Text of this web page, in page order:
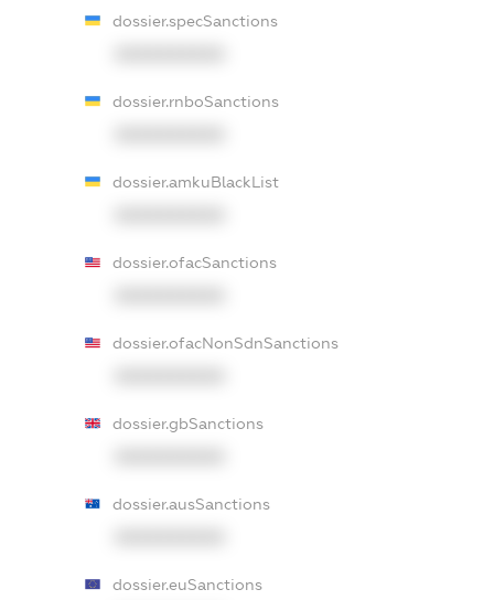
dossier.specSanctions
dossier.rnboSanctions
dossier.amkuBlackList
dossier.ofacSanctions
dossier.ofacNonSdnSanctions
dossier.gbSanctions
dossier.ausSanctions
dossier.euSanctions